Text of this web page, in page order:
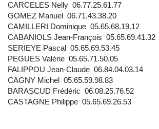
CARCELES Nelly 06.77.25.61.77
GOMEZ Manuel 06.71.43.38.20
CAMILLERI Dominique 05.65.68.19.12
CABANIOLS Jean-François 05.65.69.41.32
SERIEYE Pascal 05.65.69.53.45
PEGUES Valérie 05.65.71.50.05
FALIPPOU Jean-Claude 06.84.04.03.14
CAGNY Michel 05.65.59.98.83
BARASCUD Frédéric 06.08.25.76.52
CASTAGNE Philippe 05.65.69.26.53